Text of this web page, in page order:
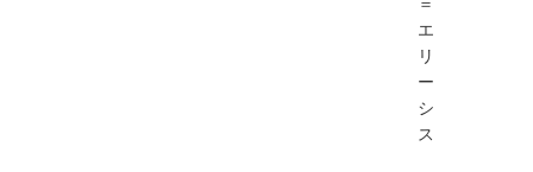
エ
リ
ー
シ
ス